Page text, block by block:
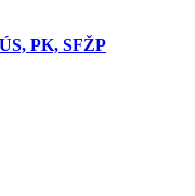
PK, SFŽP